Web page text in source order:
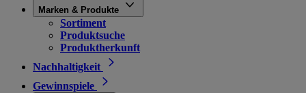
Marken & Produkte
Sortiment
Produktsuche
Produktherkunft
Nachhaltigkeit
Gewinnspiele